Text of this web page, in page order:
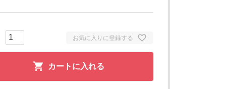
お気に入りに登録する
カートに入れる